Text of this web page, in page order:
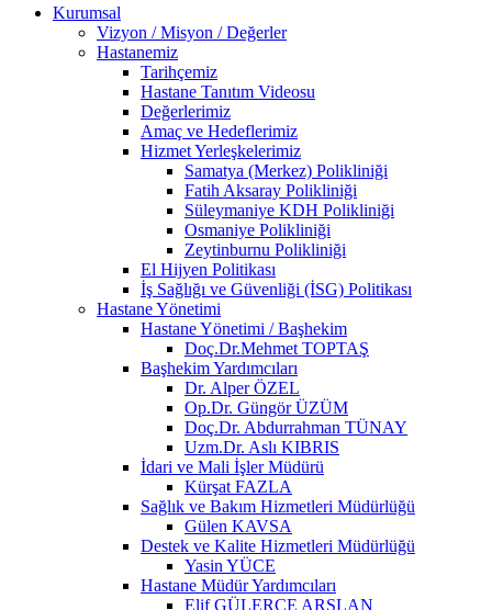
Kurumsal
Vizyon / Misyon / Değerler
Hastanemiz
Tarihçemiz
Hastane Tanıtım Videosu
Değerlerimiz
Amaç ve Hedeflerimiz
Hizmet Yerleşkelerimiz
Samatya (Merkez) Polikliniği
Fatih Aksaray Polikliniği
Süleymaniye KDH Polikliniği
Osmaniye Polikliniği
Zeytinburnu Polikliniği
El Hijyen Politikası
İş Sağlığı ve Güvenliği (İSG) Politikası
Hastane Yönetimi
Hastane Yönetimi / Başhekim
Doç.Dr.Mehmet TOPTAŞ
Başhekim Yardımcıları
Dr. Alper ÖZEL
Op.Dr. Güngör ÜZÜM
Doç.Dr. Abdurrahman TÜNAY
Uzm.Dr. Aslı KIBRIS
İdari ve Mali İşler Müdürü
Kürşat FAZLA
Sağlık ve Bakım Hizmetleri Müdürlüğü
Gülen KAVSA
Destek ve Kalite Hizmetleri Müdürlüğü
Yasin YÜCE
Hastane Müdür Yardımcıları
Elif GÜLERCE ARSLAN